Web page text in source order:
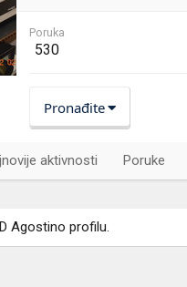
Poruka
530
Pronađite
aktivnosti Poruke
Agostino profilu.